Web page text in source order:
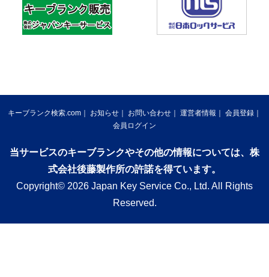
キーブランク検索.com お知らせ お問い合わせ 運営者情報
会員登録
会員ログイン
当サービスのキーブランクやその他の情報については、株
式会社後藤製作所の許諾を得ています。
Copyright© 2026 Japan Key Service Co., Ltd. All Rights
Reserved.